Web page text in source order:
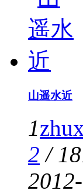
山遥水近
1
2 /